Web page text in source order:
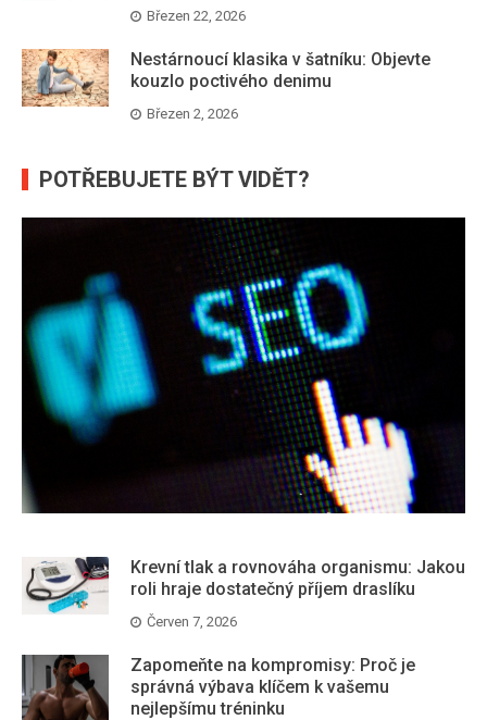
Březen 22, 2026
Nestárnoucí klasika v šatníku: Objevte
kouzlo poctivého denimu
Březen 2, 2026
POTŘEBUJETE BÝT VIDĚT?
Krevní tlak a rovnováha organismu: Jakou
roli hraje dostatečný příjem draslíku
Červen 7, 2026
Zapomeňte na kompromisy: Proč je
správná výbava klíčem k vašemu
nejlepšímu tréninku